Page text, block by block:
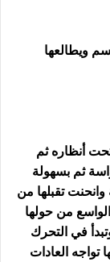
ويطالعها
أنظاره ثم
ثم بسهولة
تقبلها من
من حولها
في التحرك
العادات